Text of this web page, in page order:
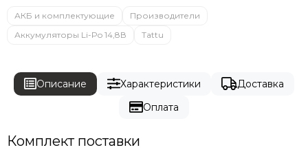
АКБ и комплектующие
Производители
Аккумуляторы Li-Po 14,8В
Tattu
Описание Характеристики
Доставка
Оплата
Комплект поставки